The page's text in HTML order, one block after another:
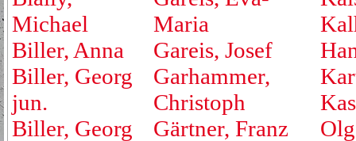
Michael
Biller, Anna
Biller, Georg
jun.
Biller, Georg
Maria
Gareis, Josef
Garhammer,
Christoph
Gärtner, Franz